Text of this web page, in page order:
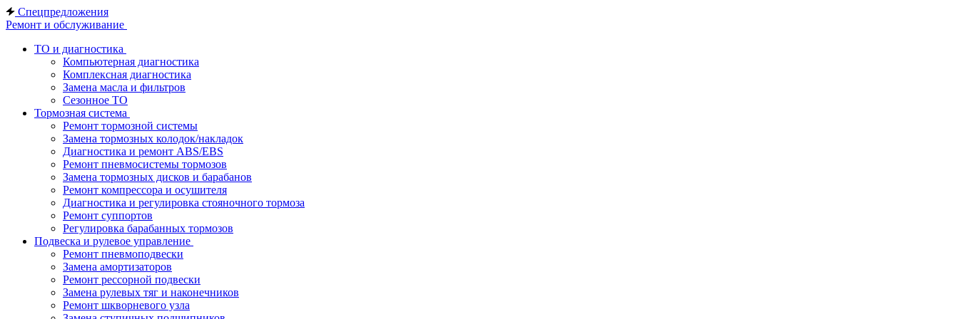
Спецпредложения
Ремонт и обслуживание
ТО и диагностика
Компьютерная диагностика
Комплексная диагностика
Замена масла и фильтров
Сезонное ТО
Тормозная система
Ремонт тормозной системы
Замена тормозных колодок/накладок
Диагностика и ремонт ABS/EBS
Ремонт пневмосистемы тормозов
Замена тормозных дисков и барабанов
Ремонт компрессора и осушителя
Диагностика и регулировка стояночного тормоза
Ремонт суппортов
Регулировка барабанных тормозов
Подвеска и рулевое управление
Ремонт пневмоподвески
Замена амортизаторов
Ремонт рессорной подвески
Замена рулевых тяг и наконечников
Ремонт шкворневого узла